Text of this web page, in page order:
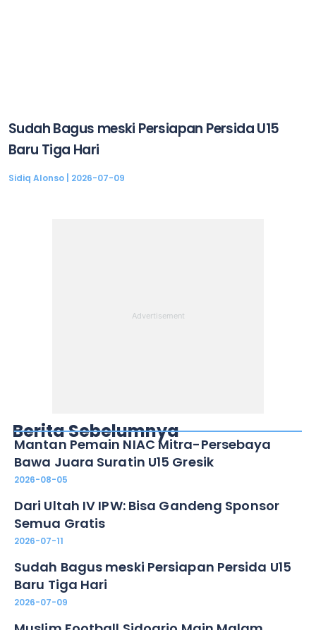
Sudah Bagus meski Persiapan Persida U15
Baru Tiga Hari
Sidiq Alonso 2026-07-09
Berita Sebelumnya
Mantan Pemain NIAC Mitra-Persebaya
Bawa Juara Suratin U15 Gresik
2026-08-05
Dari Ultah IV IPW: Bisa Gandeng Sponsor
Semua Gratis
2026-07-11
Sudah Bagus meski Persiapan Persida U15
Baru Tiga Hari
2026-07-09